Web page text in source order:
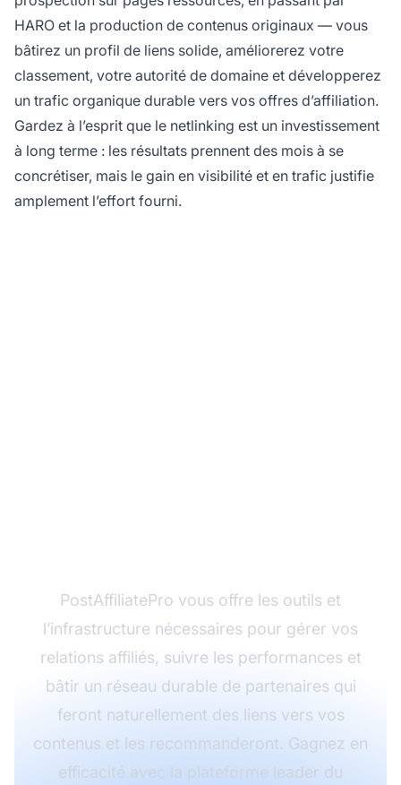
HARO et la production de contenus originaux — vous
bâtirez un profil de liens solide, améliorerez votre
classement, votre autorité de domaine et développerez
un trafic organique durable vers vos offres d’affiliation.
Gardez à l’esprit que le netlinking est un investissement
à long terme : les résultats prennent des mois à se
concrétiser, mais le gain en visibilité et en trafic justifie
amplement l’effort fourni.
PostAffiliatePro vous offre les outils et
l’infrastructure nécessaires pour gérer vos
relations affiliés, suivre les performances et
bâtir un réseau durable de partenaires qui
feront naturellement des liens vers vos
contenus et les recommanderont. Gagnez en
efficacité avec la plateforme leader du